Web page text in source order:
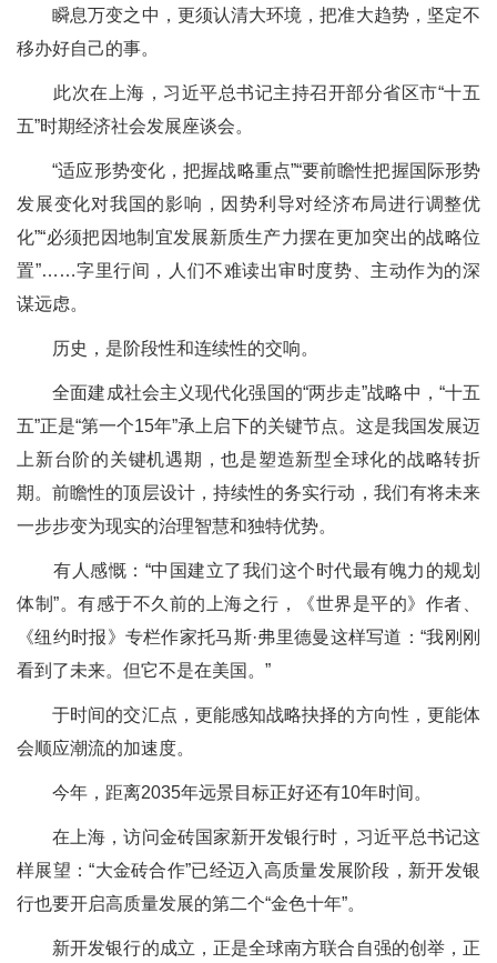
瞬息万变之中，更须认清大环境，把准大趋势，坚定不
移办好自己的事。
此次在上海，习近平总书记主持召开部分省区市“十五
五”时期经济社会发展座谈会。
“适应形势变化，把握战略重点”“要前瞻性把握国际形势
发展变化对我国的影响，因势利导对经济布局进行调整优
化”“必须把因地制宜发展新质生产力摆在更加突出的战略位
置”……字里行间，人们不难读出审时度势、主动作为的深
谋远虑。
历史，是阶段性和连续性的交响。
全面建成社会主义现代化强国的“两步走”战略中，“十五
五”正是“第一个15年”承上启下的关键节点。这是我国发展迈
上新台阶的关键机遇期，也是塑造新型全球化的战略转折
期。前瞻性的顶层设计，持续性的务实行动，我们有将未来
一步步变为现实的治理智慧和独特优势。
有人感慨：“中国建立了我们这个时代最有魄力的规划
体制”。有感于不久前的上海之行，《世界是平的》作者、
《纽约时报》专栏作家托马斯·弗里德曼这样写道：“我刚刚
看到了未来。但它不是在美国。”
于时间的交汇点，更能感知战略抉择的方向性，更能体
会顺应潮流的加速度。
今年，距离2035年远景目标正好还有10年时间。
在上海，访问金砖国家新开发银行时，习近平总书记这
样展望：“大金砖合作”已经迈入高质量发展阶段，新开发银
行也要开启高质量发展的第二个“金色十年”。
新开发银行的成立，正是全球南方联合自强的创举，正